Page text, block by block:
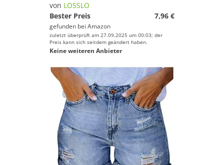
von LOSSLO
Bester Preis
7,96 €
gefunden bei Amazon
zuletzt überprüft am 27.09.2025 um 00:03; der
Preis kann sich seitdem geändert haben.
Keine weiteren Anbieter